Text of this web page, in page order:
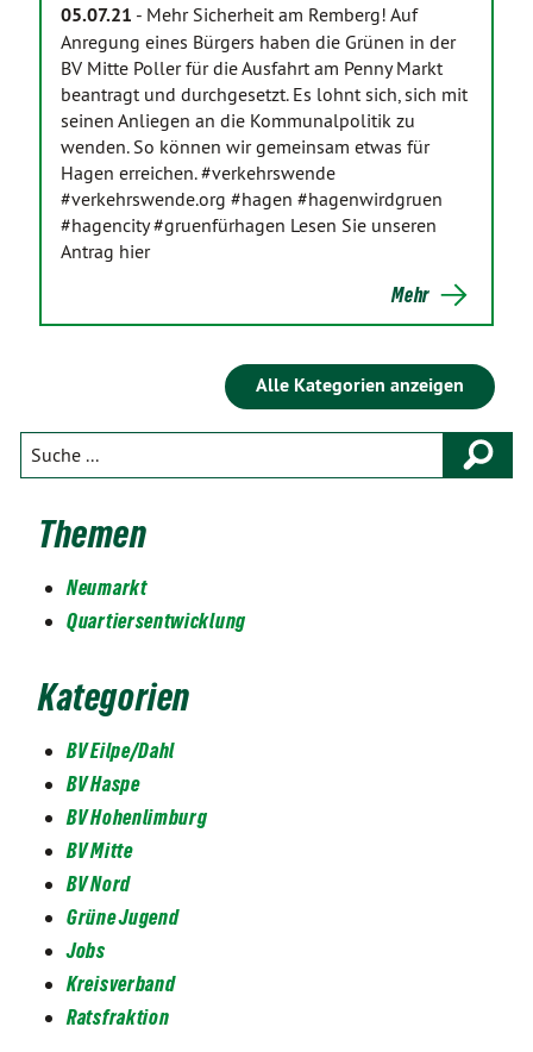
05.07.21 - Mehr Sicherheit am Remberg! Auf
Anregung eines Bürgers haben die Grünen in der
BV Mitte Poller für die Ausfahrt am Penny Markt
beantragt und durchgesetzt. Es lohnt sich, sich mit
seinen Anliegen an die Kommunalpolitik zu
wenden. So können wir gemeinsam etwas für
Hagen erreichen. #verkehrswende
#verkehrswende.org #hagen #hagenwirdgruen
#hagencity #gruenfürhagen Lesen Sie unseren
Antrag hier
Mehr
Alle Kategorien anzeigen
Themen
Neumarkt
Quartiersentwicklung
Kategorien
BV Eilpe/Dahl
BV Haspe
BV Hohenlimburg
BV Mitte
BV Nord
Grüne Jugend
Jobs
Kreisverband
Ratsfraktion